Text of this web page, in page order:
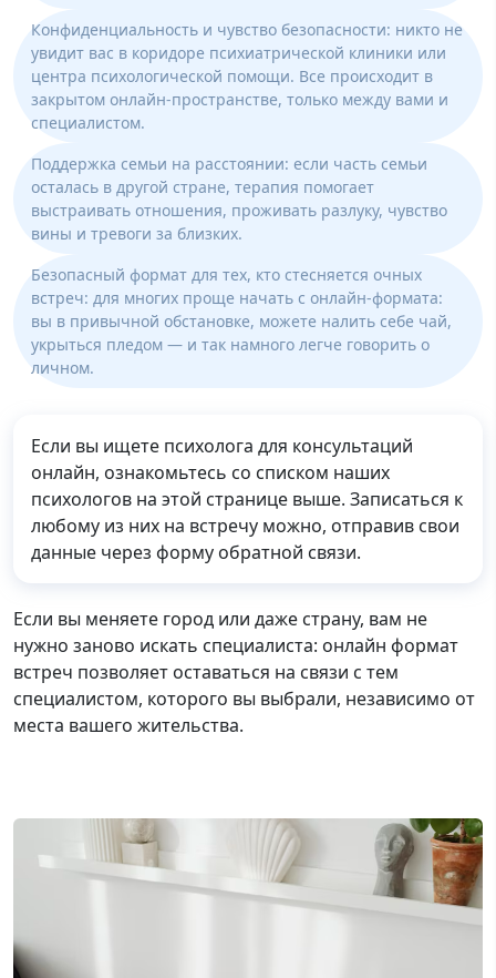
Конфиденциальность и чувство безопасности: никто не
увидит вас в коридоре психиатрической клиники или
центра психологической помощи. Все происходит в
закрытом онлайн-пространстве, только между вами и
специалистом.
Поддержка семьи на расстоянии: если часть семьи
осталась в другой стране, терапия помогает
выстраивать отношения, проживать разлуку, чувство
вины и тревоги за близких.
Безопасный формат для тех, кто стесняется очных
встреч: для многих проще начать с онлайн-формата:
вы в привычной обстановке, можете налить себе чай,
укрыться пледом — и так намного легче говорить о
личном.
Если вы ищете психолога для консультаций
онлайн, ознакомьтесь со списком наших
психологов на этой странице выше. Записаться к
любому из них на встречу можно, отправив свои
данные через форму обратной связи.
Если вы меняете город или даже страну, вам не
нужно заново искать специалиста: онлайн формат
встреч позволяет оставаться на связи с тем
специалистом, которого вы выбрали, независимо от
места вашего жительства.